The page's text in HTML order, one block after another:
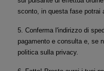
sconto, in questa fase potrai
5. Conferma l'indirizzo di
pagamento e consulta e, se
politica sulla privacy.